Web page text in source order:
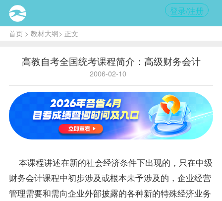
登录/注册
首页> 教材大纲> 正文
高教自考全国统考课程简介：高级财务会计
2006-02-10
本课程讲述在新的社会经济条件下出现的，只在中级
财务会计课程中初步涉及或根本未予涉及的，企业经营
管理需要和需向企业外部披露的各种新的特殊经济业务